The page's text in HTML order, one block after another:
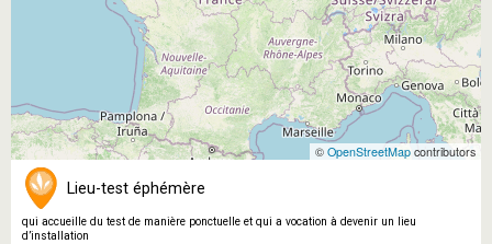
© OpenStreetMap contributors
Lieu-test éphémère
qui accueille du test de manière ponctuelle et qui a vocation à devenir un lieu
d’installation